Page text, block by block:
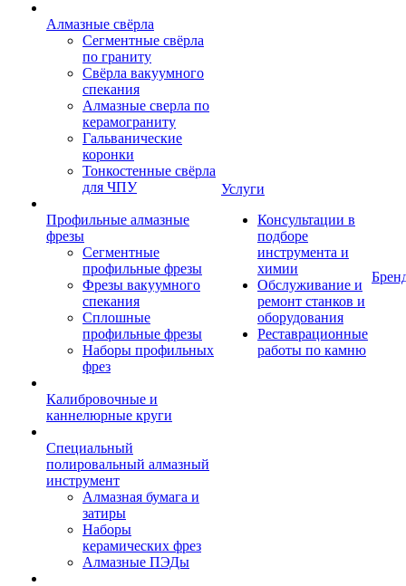
Алмазные свёрла
Сегментные свёрла
по граниту
Свёрла вакуумного
спекания
Алмазные сверла по
керамограниту
Гальванические
коронки
Тонкостенные свёрла
для ЧПУ
Профильные алмазные
фрезы
Сегментные
профильные фрезы
Фрезы вакуумного
спекания
Сплошные
профильные фрезы
Наборы профильных
фрез
Калибровочные и
каннелюрные круги
Специальный
полировальный алмазный
инструмент
Алмазная бумага и
затиры
Наборы
керамических фрез
Алмазные ПЭДы
Услуги
Консультации в
подборе
инструмента и
химии
Обслуживание и
ремонт станков и
оборудования
Реставрационные
работы по камню